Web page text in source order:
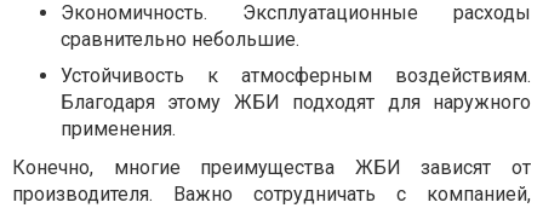
Экономичность. Эксплуатационные расходы
сравнительно небольшие.
Устойчивость к атмосферным воздействиям.
Благодаря этому ЖБИ подходят для наружного
применения.
Конечно, многие преимущества ЖБИ зависят от
производителя. Важно сотрудничать с компанией,